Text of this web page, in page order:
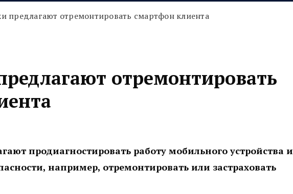
предлагают отремонтировать смартфон клиента
отремонтировать
продиагностировать работу мобильного устройства и
например, отремонтировать или застраховать